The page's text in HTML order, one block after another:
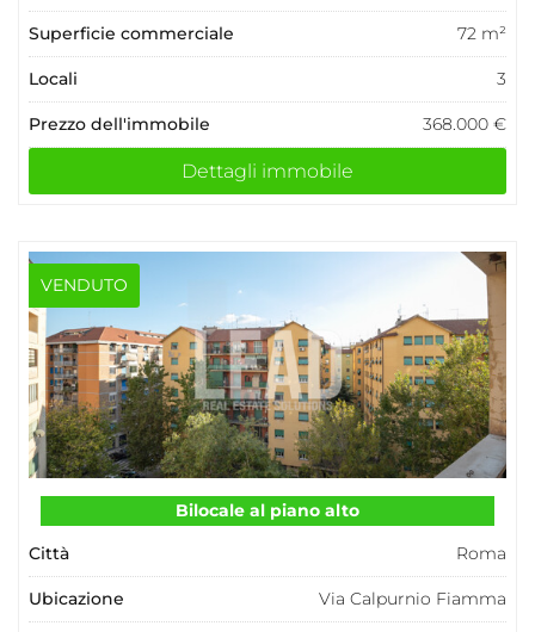
Superficie commerciale 72 m²
Locali 3
Prezzo dell'immobile 368.000 €
Dettagli immobile
VENDUTO
Bilocale al piano alto
Città
Roma
Ubicazione Via Calpurnio Fiamma